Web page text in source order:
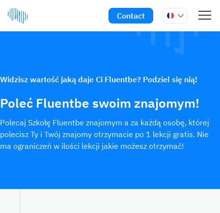
Contact
Widzisz wartość jaką daje Ci Fluentbe? Podziel się nią!
Poleć Fluentbe swoim znajomym!
Polecaj Szkołę Fluentbe znajomym a za każdą osobę, której
polecisz Ty i Twój znajomy otrzymacie po 1 lekcji gratis. Nie
ma ograniczeń w ilości lekcji jakie możesz otrzymać!